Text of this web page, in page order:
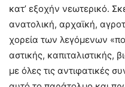
κατ’ εξοχήν νεωτερικό.
ανατολική, αρχαϊκή,
χορεία των λεγόμενων
αστικής, καπιταλιστικής,
με όλες τις αντιφατικές